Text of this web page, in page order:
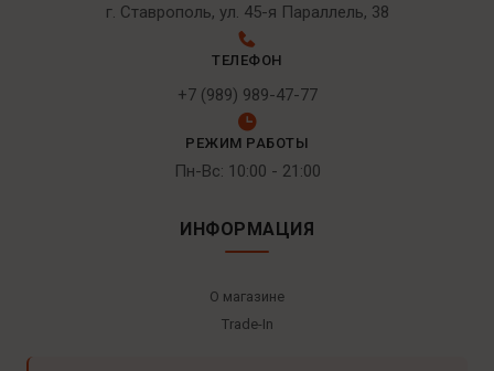
г. Ставрополь, ул. 45-я Параллель, 38
ТЕЛЕФОН
+7 (989) 989-47-77
РЕЖИМ РАБОТЫ
Пн-Вс: 10:00 - 21:00
ИНФОРМАЦИЯ
О магазине
Trade-In